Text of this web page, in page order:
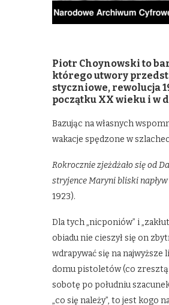
Piotr Choynowski to
którego utwory
styczniowe, rewolucja
początku XX wieku i w
Bazując na własnych
wakacje spędzone w
Rokrocznie zjeżdżało się od
stryjence Maryni bliski
1923).
Dla tych „nicponiów” i
obiadu nie cieszył się on
wdrapywać się na najwyższe
domu pistoletów (co zresztą
sobotę po południu
„co się należy”, to jest kogo